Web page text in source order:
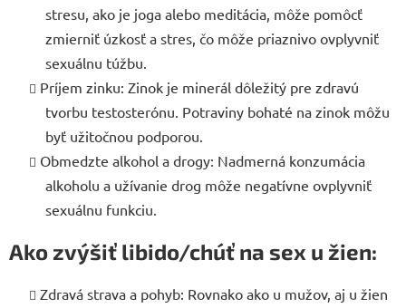
stresu, ako je joga alebo meditácia, môže pomôcť
zmierniť úzkosť a stres, čo môže priaznivo ovplyvniť
sexuálnu túžbu.
Príjem zinku: Zinok je minerál dôležitý pre zdravú
tvorbu testosterónu. Potraviny bohaté na zinok môžu
byť užitočnou podporou.
Obmedzte alkohol a drogy: Nadmerná konzumácia
alkoholu a užívanie drog môže negatívne ovplyvniť
sexuálnu funkciu.
Ako zvýšiť libido/chúť na sex u žien:
Zdravá strava a pohyb: Rovnako ako u mužov, aj u žien